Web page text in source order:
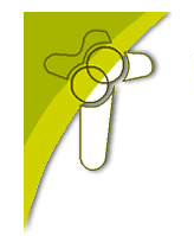
Skip
content